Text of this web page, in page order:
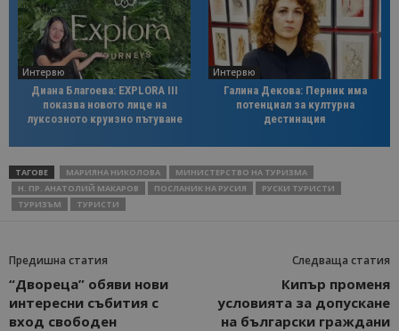
Интервю
Диана Благоева: EXPLORA III
показва новото лице на
луксозното круизно пътуване
Интервю
Галина Декова: Перник има
потенциал за културна
дестинация
ТАГОВЕ МАРИЯНА НИКОЛОВА
МИНИСТЕРСТВО НА ТУРИЗМА
Н. ПР. АНАТОЛИЙ МАКАРОВ
ПОСЛАНИК НА РУСИЯ
РУСКИ ТУРИСТИ
ТУРИЗЪМ
ТУРИСТИ
Предишна статия
“Двореца” обяви нови
интересни събития с
вход свободен
Следваща статия
Кипър променя
условията за допускане
на български граждани